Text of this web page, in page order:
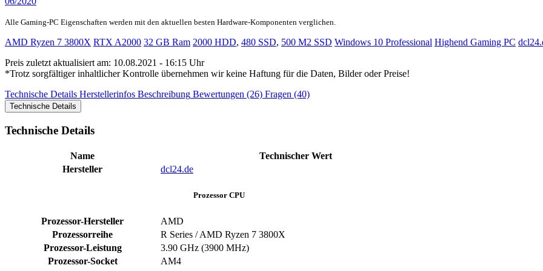
Alle Gaming-PC Eigenschaften werden mit den aktuellen besten Hardware-Komponenten verglichen.
AMD Ryzen 7 3800X RTX A2000 32 GB Ram 2000 HDD, 480 SSD, 500 M2 SSD Windows 10 Professional Highend Gaming PC
Preis zuletzt aktualisiert am: 10.08.2021 - 16:15 Uhr
*Trotz sorgfältiger inhaltlicher Kontrolle übernehmen wir keine Haftung für die Daten, Bilder oder Preise!
Technische Details Herstellerinfos Beschreibung Bewertungen (26) Fragen (40)
Technische Details
Technische Details
Name
Technischer Wert
Hersteller
dcl24.de
Prozessor CPU
Prozessor-Hersteller
AMD
Prozessorreihe
R Series / AMD Ryzen 7 3800X
Prozessor-Leistung
3.90 GHz (3900 MHz)
Prozessor-Socket
AM4